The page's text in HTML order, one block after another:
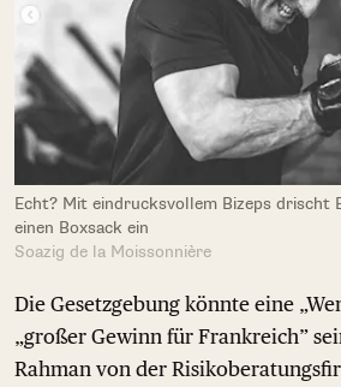
Echt? Mit eindrucksvollem Bizeps drischt
einen Boxsack ein
Soazig de la Moissonnière
Die Gesetzgebung könnte eine
„großer Gewinn für Frankreich”
Rahman von der